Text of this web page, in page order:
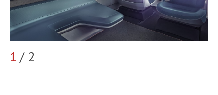
1 / 2